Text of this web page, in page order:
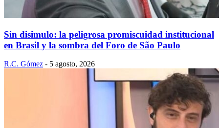
Sin disimulo: la peligrosa promiscuidad institucional
en Brasil y la sombra del Foro de São Paulo
R.C. Gómez - 5 agosto, 2026